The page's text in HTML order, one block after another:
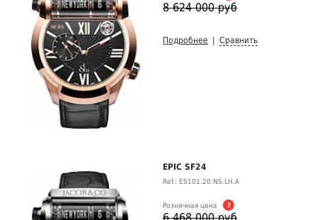
8 624 000 руб
Подробнее Сравнить
EPIC SF24
Ref.: ES101.20.NS.LH.A
Розничная цена ?